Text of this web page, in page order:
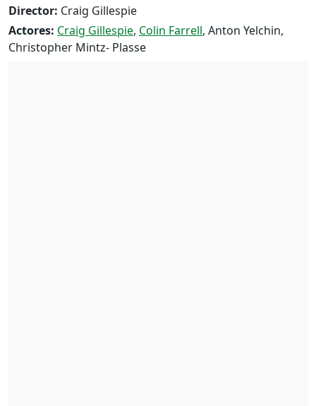
Director: Craig Gillespie
Actores: Craig Gillespie, Colin Farrell, Anton Yelchin,
Christopher Mintz- Plasse